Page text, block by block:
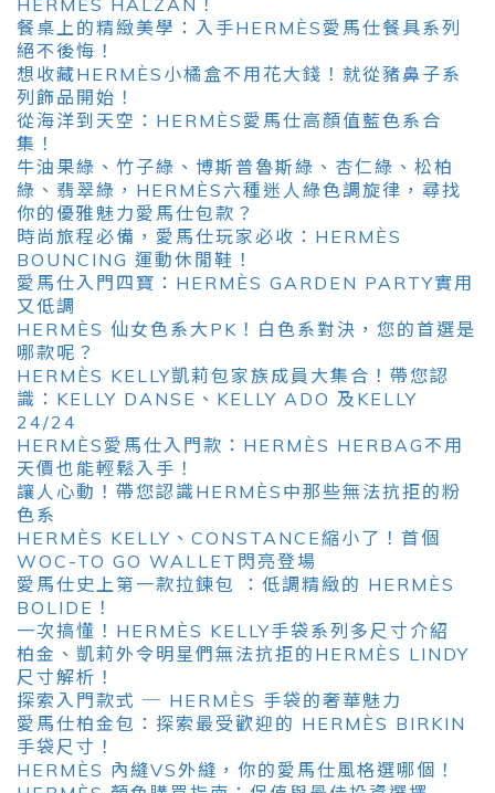
HERMÈS HALZAN！
餐桌上的精緻美學：入手HERMÈS愛馬仕餐具系列
絕不後悔！
想收藏HERMÈS小橘盒不用花大錢！就從豬鼻子系
列飾品開始！
從海洋到天空：HERMÈS愛馬仕高顏值藍色系合
集！
牛油果綠、竹子綠、博斯普魯斯綠、杏仁綠、松柏
綠、翡翠綠，HERMÈS六種迷人綠色調旋律，尋找
你的優雅魅力愛馬仕包款？
時尚旅程必備，愛馬仕玩家必收：HERMÈS
BOUNCING 運動休閒鞋！
愛馬仕入門四寶：HERMÈS GARDEN PARTY實用
又低調
HERMÈS 仙女色系大PK！白色系對決，您的首選是
哪款呢？
HERMÈS KELLY凱莉包家族成員大集合！帶您認
識：KELLY DANSE、KELLY ADO 及KELLY
24/24
HERMÈS愛馬仕入門款：HERMÈS HERBAG不用
天價也能輕鬆入手！
讓人心動！帶您認識HERMÈS中那些無法抗拒的粉
色系
HERMÈS KELLY、CONSTANCE縮小了！首個
WOC-TO GO WALLET閃亮登場
愛馬仕史上第一款拉鍊包 ：低調精緻的 HERMÈS
BOLIDE！
一次搞懂！HERMÈS KELLY手袋系列多尺寸介紹
柏金、凱莉外令明星們無法抗拒的HERMÈS LINDY
尺寸解析！
探索入門款式 ─ HERMÈS 手袋的奢華魅力
愛馬仕柏金包：探索最受歡迎的 HERMÈS BIRKIN
手袋尺寸！
HERMÈS 內縫VS外縫，你的愛馬仕風格選哪個！